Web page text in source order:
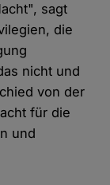
sagt
die
nicht und
von der
für die
und